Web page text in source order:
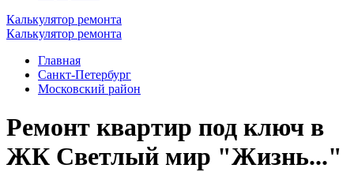
Калькулятор ремонта
Калькулятор ремонта
Главная
Санкт-Петербург
Московский район
Ремонт квартир под ключ в
ЖК Светлый мир "Жизнь..."